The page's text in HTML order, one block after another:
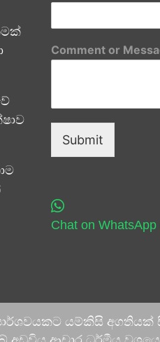
Comment or
Submit
Chat on
යම්කිසි අගතියක්